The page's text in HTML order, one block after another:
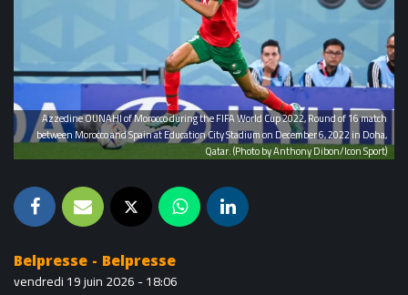
Azzedine OUNAHI of Morocco during the FIFA World Cup 2022, Round of 16 match
between Morocco and Spain at Education City Stadium on December 6, 2022 in Doha,
Qatar. (Photo by Anthony Dibon/Icon Sport)
Belpresse - Belpresse
vendredi 19 juin 2026 - 18:06